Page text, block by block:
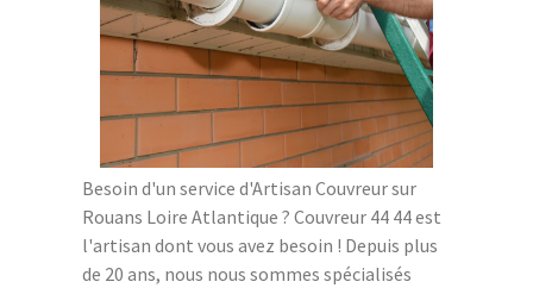
Besoin d'un service d'Artisan Couvreur sur
Rouans Loire Atlantique ? Couvreur 44 44 est
l'artisan dont vous avez besoin ! Depuis plus
de 20 ans, nous nous sommes spécialisés